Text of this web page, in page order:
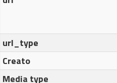
url_type
Creato
Media type